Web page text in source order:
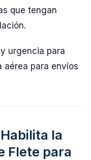
que tengan
urgencia para
aérea para envíos
la
Flete para